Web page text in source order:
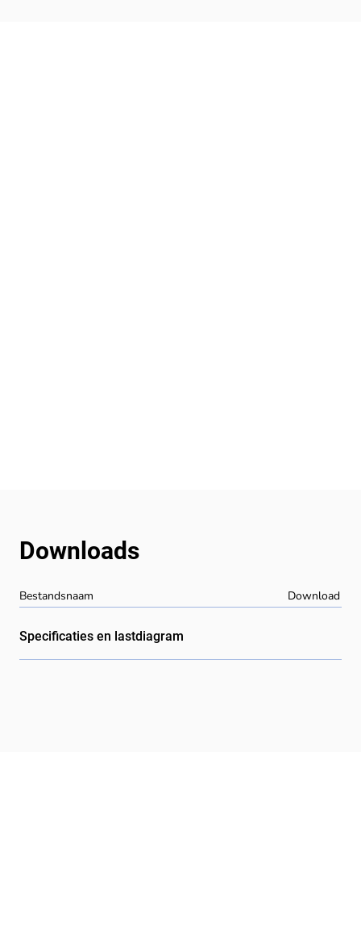
Bestandsnaam Download
Downloads
Specificaties en lastdiagram